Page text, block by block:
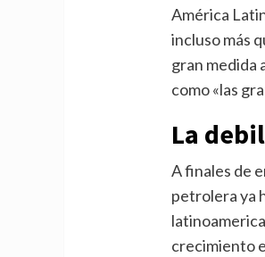
América
incluso más
gran medida
como «las
La
A finales de
petrolera ya
crecimiento